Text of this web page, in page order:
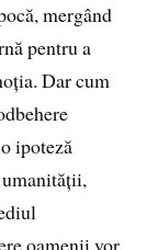
mergând
pentru a
Dar cum
o ipoteză